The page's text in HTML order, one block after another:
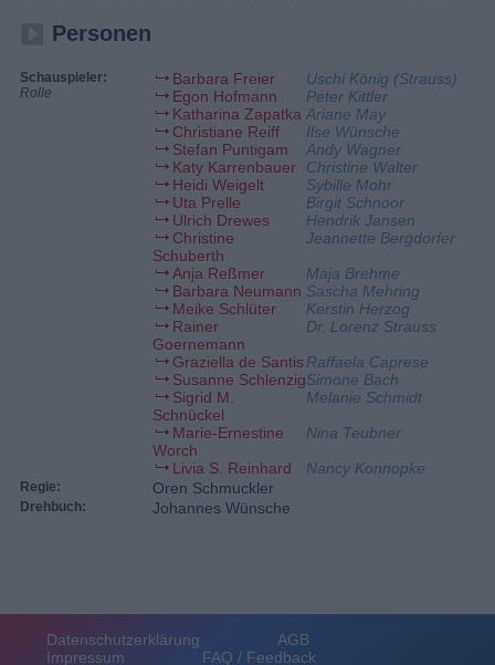
Personen
Schauspieler:
Rolle
Barbara Freier
Uschi König (Strauss)
Egon Hofmann
Peter Kittler
Katharina Zapatka Ariane May
Christiane Reiff
Ilse Wünsche
Stefan Puntigam
Andy Wagner
Katy Karrenbauer
Christine Walter
Heidi Weigelt
Sybille Mohr
Uta Prelle
Birgit Schnoor
Ulrich Drewes
Hendrik Jansen
Christine
Schuberth
Jeannette Bergdorfer
Anja Reßmer
Maja Brehme
Barbara Neumann Sascha Mehring
Meike Schlüter
Kerstin Herzog
Rainer
Goernemann
Dr. Lorenz Strauss
Graziella de SantisRaffaela Caprese
Susanne SchlenzigSimone Bach
Sigrid M.
Schnückel
Melanie Schmidt
Marie-Ernestine
Worch
Nina Teubner
Livia S. Reinhard
Nancy Konnopke
Regie: Oren Schmuckler
Drehbuch: Johannes Wünsche
Datenschutzerklärung
AGB
Impressum
FAQ / Feedback